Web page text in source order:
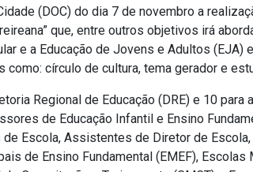
(DOC) do dia 7 de novembro a
que, entre outros objetivos irá
e a Educação de Jovens e Adultos
como: círculo de cultura, tema gerador e
Regional de Educação (DRE) e 10 para
de Educação Infantil e Ensino
Escola, Assistentes de Diretor de
de Ensino Fundamental (EMEF),